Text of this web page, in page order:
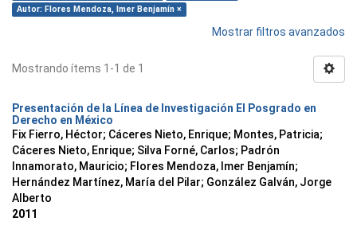
Autor: Flores Mendoza, Imer Benjamín ×
Mostrar filtros avanzados
Mostrando ítems 1-1 de 1
Presentación de la Línea de Investigación El Posgrado en
Derecho en México
Fix Fierro, Héctor; Cáceres Nieto, Enrique; Montes, Patricia;
Cáceres Nieto, Enrique; Silva Forné, Carlos; Padrón
Innamorato, Mauricio; Flores Mendoza, Imer Benjamín;
Hernández Martínez, María del Pilar; González Galván, Jorge
Alberto
2011